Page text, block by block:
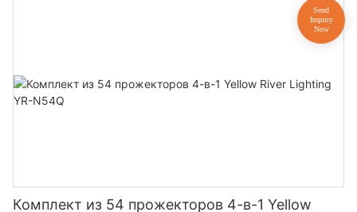
Комплект из 54 прожекторов 4-в-1 Yellow